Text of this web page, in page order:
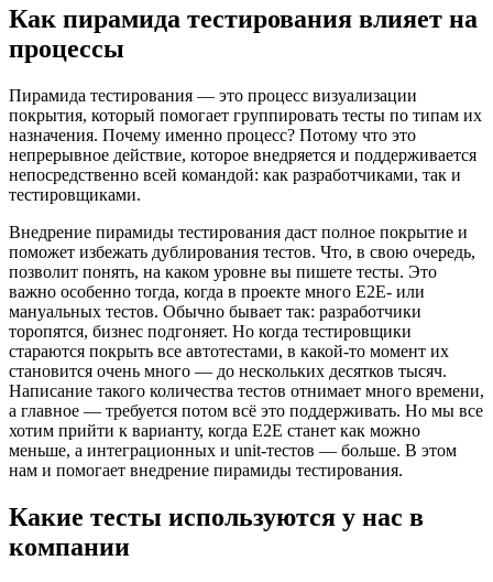
Как пирамида тестирования влияет на
процессы
Пирамида тестирования — это процесс визуализации
покрытия, который помогает группировать тесты по типам их
назначения. Почему именно процесс? Потому что это
непрерывное действие, которое внедряется и поддерживается
непосредственно всей командой: как разработчиками, так и
тестировщиками.
Внедрение пирамиды тестирования даст полное покрытие и
поможет избежать дублирования тестов. Что, в свою очередь,
позволит понять, на каком уровне вы пишете тесты. Это
важно особенно тогда, когда в проекте много E2E- или
мануальных тестов. Обычно бывает так: разработчики
торопятся, бизнес подгоняет. Но когда тестировщики
стараются покрыть все автотестами, в какой-то момент их
становится очень много — до нескольких десятков тысяч.
Написание такого количества тестов отнимает много времени,
а главное — требуется потом всё это поддерживать. Но мы все
хотим прийти к варианту, когда E2E станет как можно
меньше, а интеграционных и unit-тестов — больше. В этом
нам и помогает внедрение пирамиды тестирования.
Какие тесты используются у нас в
компании